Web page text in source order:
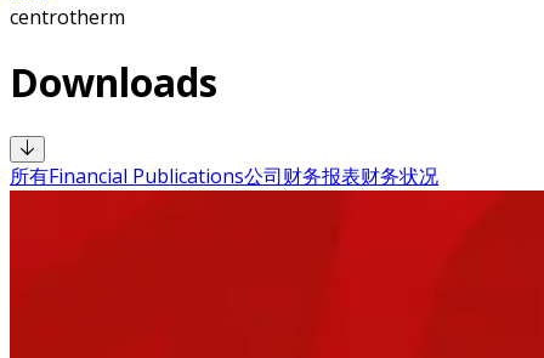
centrotherm
Downloads
所有Financial Publications公司财务报表财务状况